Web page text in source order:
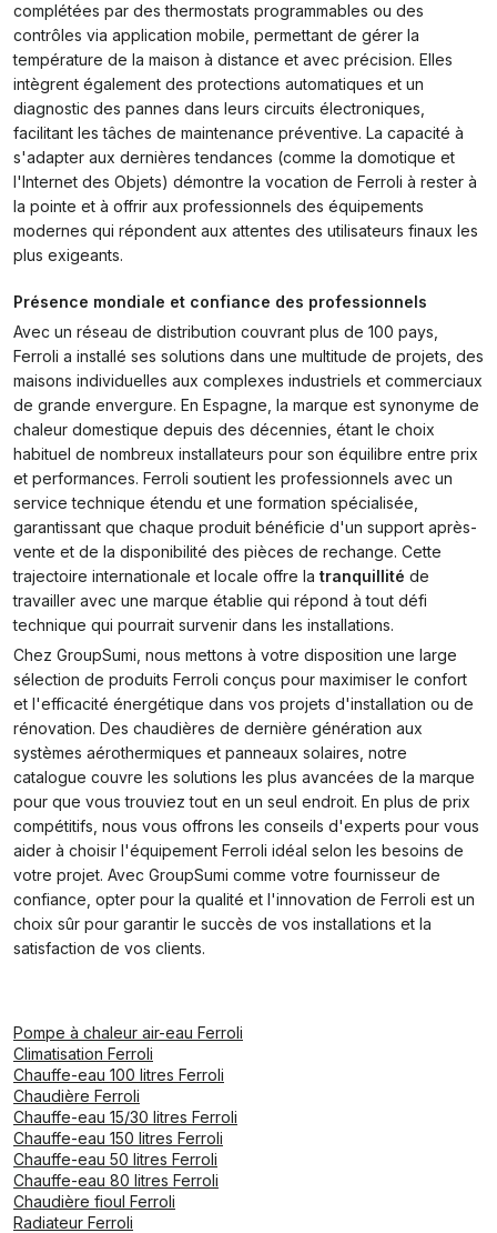
complétées par des thermostats programmables ou des
contrôles via application mobile, permettant de gérer la
température de la maison à distance et avec précision. Elles
intègrent également des protections automatiques et un
diagnostic des pannes dans leurs circuits électroniques,
facilitant les tâches de maintenance préventive. La capacité à
s'adapter aux dernières tendances (comme la domotique et
l'Internet des Objets) démontre la vocation de Ferroli à rester à
la pointe et à offrir aux professionnels des équipements
modernes qui répondent aux attentes des utilisateurs finaux les
plus exigeants.
Présence mondiale et confiance des professionnels
Avec un réseau de distribution couvrant plus de 100 pays,
Ferroli a installé ses solutions dans une multitude de projets, des
maisons individuelles aux complexes industriels et commerciaux
de grande envergure. En Espagne, la marque est synonyme de
chaleur domestique depuis des décennies, étant le choix
habituel de nombreux installateurs pour son équilibre entre prix
et performances. Ferroli soutient les professionnels avec un
service technique étendu et une formation spécialisée,
garantissant que chaque produit bénéficie d'un support après-
vente et de la disponibilité des pièces de rechange. Cette
trajectoire internationale et locale offre la tranquillité de
travailler avec une marque établie qui répond à tout défi
technique qui pourrait survenir dans les installations.
Chez GroupSumi, nous mettons à votre disposition une large
sélection de produits Ferroli conçus pour maximiser le confort
et l'efficacité énergétique dans vos projets d'installation ou de
rénovation. Des chaudières de dernière génération aux
systèmes aérothermiques et panneaux solaires, notre
catalogue couvre les solutions les plus avancées de la marque
pour que vous trouviez tout en un seul endroit. En plus de prix
compétitifs, nous vous offrons les conseils d'experts pour vous
aider à choisir l'équipement Ferroli idéal selon les besoins de
votre projet. Avec GroupSumi comme votre fournisseur de
confiance, opter pour la qualité et l'innovation de Ferroli est un
choix sûr pour garantir le succès de vos installations et la
satisfaction de vos clients.
Pompe à chaleur air-eau Ferroli
Climatisation Ferroli
Chauffe-eau 100 litres Ferroli
Chaudière Ferroli
Chauffe-eau 15/30 litres Ferroli
Chauffe-eau 150 litres Ferroli
Chauffe-eau 50 litres Ferroli
Chauffe-eau 80 litres Ferroli
Chaudière fioul Ferroli
Radiateur Ferroli